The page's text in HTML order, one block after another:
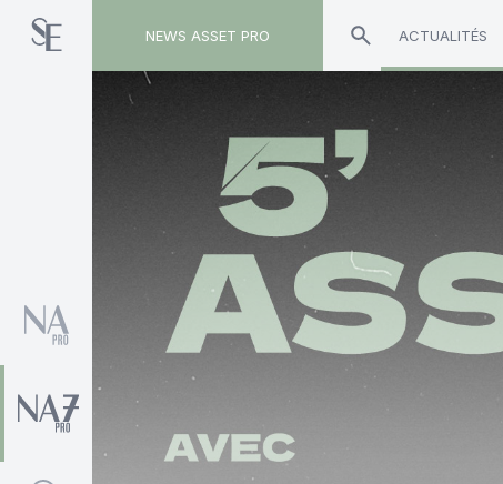
NEWS ASSET PRO ACTUALITÉS
Toute l'actualité sur le tag "Arnaud du Plessis"